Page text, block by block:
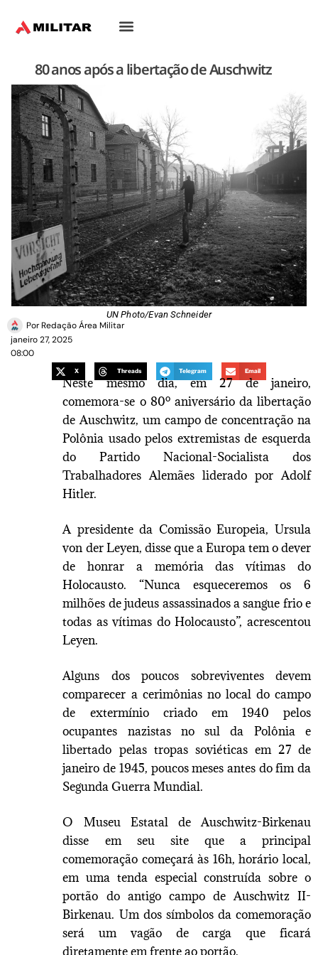
80 anos após a libertação de Auschwitz
UN Photo/Evan Schneider
PorRedação Área Militar
janeiro 27, 2025
08:00
X Threads Telegram Email
Neste mesmo dia, em 27 de janeiro,
comemora-se o 80º aniversário da libertação
de Auschwitz, um campo de concentração na
Polônia usado pelos extremistas de esquerda
do Partido Nacional-Socialista dos
Trabalhadores Alemães liderado por Adolf
Hitler.
A presidente da Comissão Europeia, Ursula
von der Leyen, disse que a Europa tem o dever
de honrar a memória das vítimas do
Holocausto. “Nunca esqueceremos os 6
milhões de judeus assassinados a sangue frio e
todas as vítimas do Holocausto”, acrescentou
Leyen.
Alguns dos poucos sobreviventes devem
comparecer a cerimônias no local do campo
de extermínio criado em 1940 pelos
ocupantes nazistas no sul da Polônia e
libertado pelas tropas soviéticas em 27 de
janeiro de 1945, poucos meses antes do fim da
Segunda Guerra Mundial.
O Museu Estatal de Auschwitz-Birkenau
disse em seu site que a principal
comemoração começará às 16h, horário local,
em uma tenda especial construída sobre o
portão do antigo campo de Auschwitz II-
Birkenau. Um dos símbolos da comemoração
será um vagão de carga que ficará
diretamente em frente ao portão.